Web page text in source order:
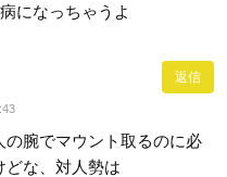
になっちゃうよ
返信
腕でマウント取るのに必
どな、対人勢は